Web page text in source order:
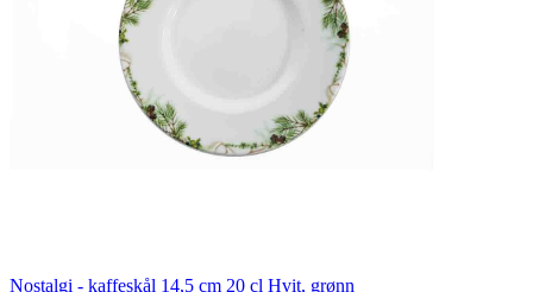
Nostalgi - kaffeskål 14,5 cm 20 cl Hvit, grønn